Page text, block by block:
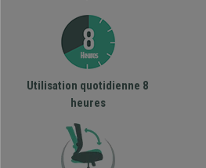
Utilisation quotidienne 8
heures